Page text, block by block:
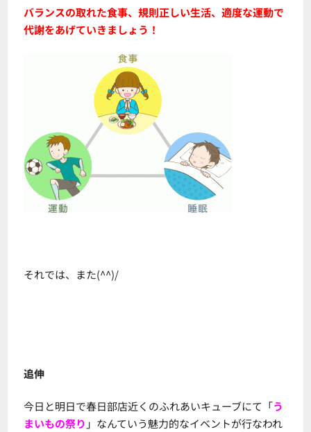
バランスの取れた食事、規則正しい生活、適度な運動で
代謝をあげていきましょう！
それでは、また(^^)/
追伸
今日と明日で春日部店近くのふれあいキューブにて「う
まいもの祭り 」なんていう魅力的なイベントが行なわれ